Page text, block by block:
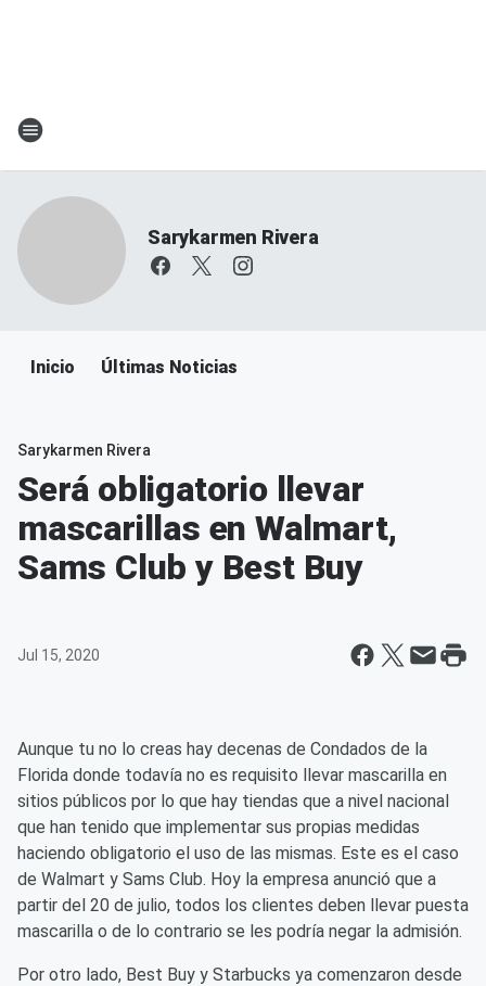
Sarykarmen Rivera
Inicio Últimas Noticias
Sarykarmen Rivera
Será obligatorio llevar
mascarillas en Walmart,
Sams Club y Best Buy
Jul 15, 2020
Aunque tu no lo creas hay decenas de Condados de la
Florida donde todavía no es requisito llevar mascarilla en
sitios públicos por lo que hay tiendas que a nivel nacional
que han tenido que implementar sus propias medidas
haciendo obligatorio el uso de las mismas. Este es el caso
de Walmart y Sams Club. Hoy la empresa anunció que a
partir del 20 de julio, todos los clientes deben llevar puesta
mascarilla o de lo contrario se les podría negar la admisión.
Por otro lado, Best Buy y Starbucks ya comenzaron desde